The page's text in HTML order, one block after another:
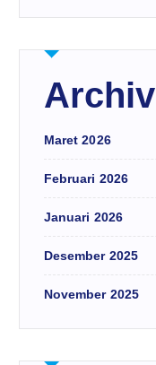
Maret 2026
Februari 2026
Januari 2026
Desember 2025
November 2025